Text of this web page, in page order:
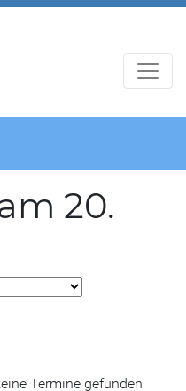
20.
Termine gefunden